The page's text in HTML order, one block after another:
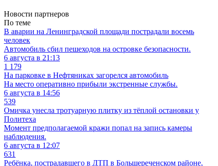
Новости партнеров
По теме
В аварии на Ленинградской площади пострадали восемь
человек
Автомобиль сбил пешеходов на островке безопасности.
6 августа в 21:13
1 179
На парковке в Нефтяниках загорелся автомобиль
На место оперативно прибыли экстренные службы.
6 августа в 14:56
539
Омичка унесла тротуарную плитку из тёплой остановки у
Политеха
Момент предполагаемой кражи попал на запись камеры
наблюдения.
6 августа в 12:07
631
Ребёнка, пострадавшего в ДТП в Большереченском районе,